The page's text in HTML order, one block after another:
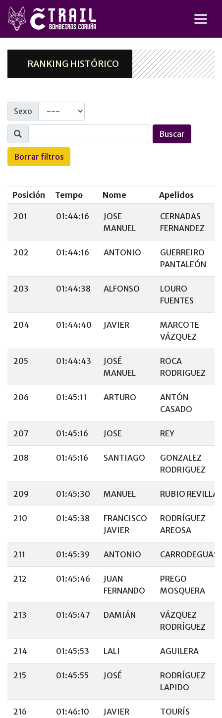
RANKING HISTÓRICO
Sexo
Buscar
Borrar filtros
Posición Tempo Nome Apelidos
201 01:44:16
JOSE
MANUEL
CERNADAS
FERNANDEZ
202 01:44:16 ANTONIO
GUERREIRO
PANTALEÓN
203 01:44:38 ALFONSO
LOURO
FUENTES
204 01:44:40 JAVIER
MARCOTE
VÁZQUEZ
205 01:44:43
JOSÉ
MANUEL
ROCA
RODRIGUEZ
206 01:45:11 ARTURO
ANTÓN
CASADO
207 01:45:16 JOSE REY
208 01:45:16 SANTIAGO
GONZALEZ
RODRIGUEZ
209 01:45:30 MANUEL RUBIO REVILLA
210 01:45:38
FRANCISCO
JAVIER
RODRÍGUEZ
AREOSA
211 01:45:39 ANTONIO CARRODEGUAS
212 01:45:46
JUAN
FERNANDO
PREGO
MOSQUERA
213 01:45:47 DAMIÁN
VÁZQUEZ
RODRÍGUEZ
214 01:45:53 LALI AGUILERA
215 01:45:55 JOSÉ
RODRÍGUEZ
LAPIDO
216 01:46:10 JAVIER
TOURÍS